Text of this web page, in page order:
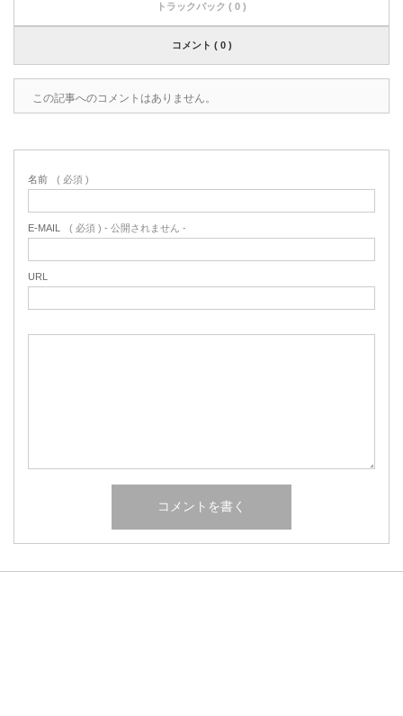
トラックバック ( 0 )
コメント ( 0 )
この記事へのコメントはありません。
名前 ( 必須 )
E-MAIL ( 必須 ) - 公開されません -
URL